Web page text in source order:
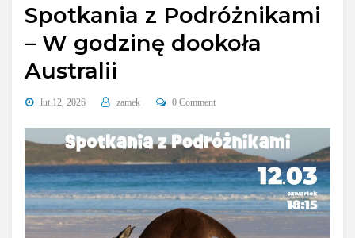
Spotkania z Podróżnikami
– W godzinę dookoła
Australii
lut 12, 2026 zamek 0 Comment